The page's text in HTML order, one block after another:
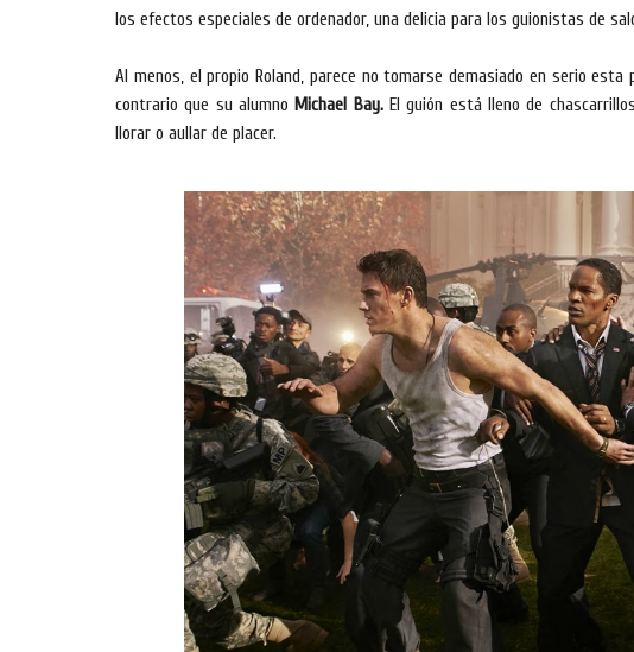
los efectos especiales de ordenador, una delicia para los guionistas de
Al menos, el propio Roland, parece no tomarse demasiado en serio
contrario que su alumno Michael Bay.El guión está lleno de
llorar o aullar de placer.